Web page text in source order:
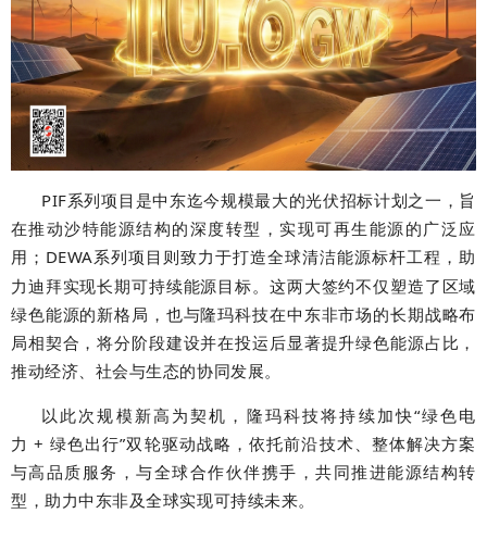
PIF系列项目是中东迄今规模最大的光伏招标计划之一，旨
在推动沙特能源结构的深度转型，实现可再生能源的广泛应
用； DEWA系列项目则致力于打造全球清洁能源标杆工程，助
力迪拜实现长期可持续能源目标。这两大签约不仅塑造了区域
绿色能源的新格局，也与隆玛科技在中东非市场的长期战略布
局相契合，将分阶段建设并在投运后显著提升绿色能源占比，
推动经济、社会与生态的协同发展。
以此次规模新高为契机，隆玛科技将持续加快“绿色电
力 + 绿色出行”双轮驱动战略，依托前沿技术、整体解决方案
与高品质服务，与全球合作伙伴携手，共同推进能源结构转
型，助力中东非及全球实现可持续未来。